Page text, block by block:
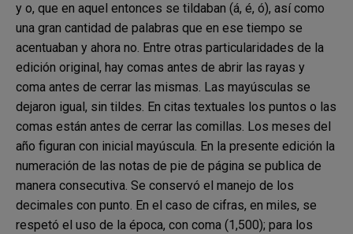
y o, que en aquel entonces se tildaban (á, é, ó), así como
una gran cantidad de palabras que en ese tiempo se
acentuaban y ahora no. Entre otras particularidades de la
edición original, hay comas antes de abrir las rayas y
coma antes de cerrar las mismas. Las mayúsculas se
dejaron igual, sin tildes. En citas textuales los puntos o las
comas están antes de cerrar las comillas. Los meses del
año figuran con inicial mayúscula. En la presente edición la
numeración de las notas de pie de página se publica de
manera consecutiva. Se conservó el manejo de los
decimales con punto. En el caso de cifras, en miles, se
respetó el uso de la época, con coma (1,500); para los